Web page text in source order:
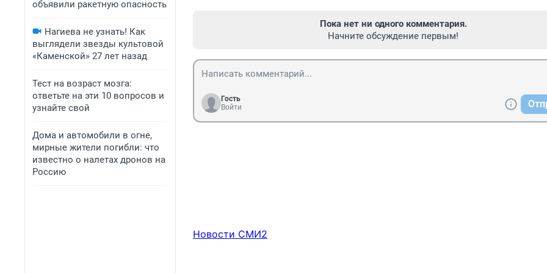
объявили ракетную опасность
Нагиева не узнать! Как
выглядели звезды культовой
«Каменской» 27 лет назад
Тест на возраст мозга:
ответьте на эти 10 вопросов и
узнайте свой
Дома и автомобили в огне,
мирные жители погибли: что
известно о налетах дронов на
Россию
Пока нет ни одного комментария.
Начните обсуждение первым!
Гость
Войти
Новости СМИ2